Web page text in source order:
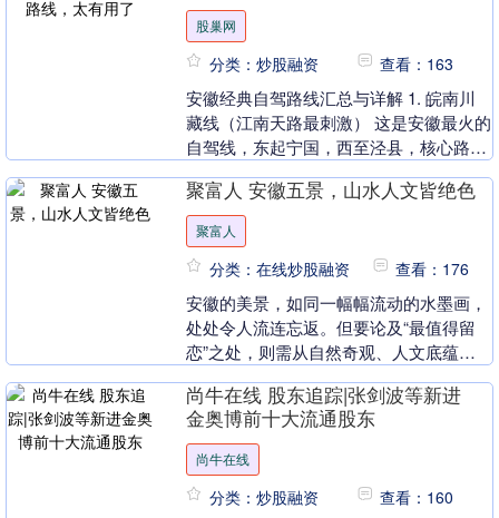
股巢网
分类：炒股融资 查看：163
安徽经典自驾路线汇总与详解 1. 皖南川
藏线（江南天路最刺激） 这是安徽最火的
自驾线，东起宁国，西至泾县，核心路段
约120公里。 - **核心亮点**：神似“西....
聚富人 安徽五景，山水人文皆绝色
聚富人
分类：在线炒股融资 查看：176
安徽的美景，如同一幅幅流动的水墨画，
处处令人流连忘返。但要论及“最值得留
恋”之处，则需从自然奇观、人文底蕴与
感官体验三个维度综合考量。结合徽风皖
韵的独特气质，以....
尚牛在线 股东追踪|张剑波等新进
金奥博前十大流通股东
尚牛在线
分类：炒股融资 查看：160